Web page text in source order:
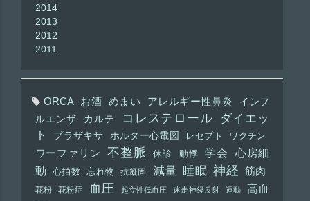
2014
2013
2012
2011
ORCA お酒 めまい アレルギー性鼻炎
インフ
ルエンザ
カルテ コレステロール
ダイエッ
ト
プラザキサ ホルター心電図 レセプト ワクチン
ワーファリン 不整脈 休診 動悸 学会
心房細
動
心拍数 忘れ物 抗凝固 減量 睡眠 神経 筋肉
花粉 花粉症 血圧 起立性低血圧 迷走神経反射 運動
高血